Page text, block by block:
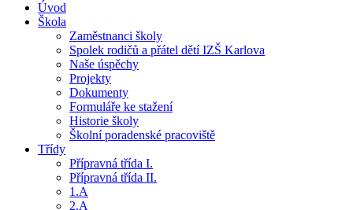
Úvod
Škola
Zaměstnanci školy
Spolek rodičů a přátel dětí IZŠ Karlova
Naše úspěchy
Projekty
Dokumenty
Formuláře ke stažení
Historie školy
Školní poradenské pracoviště
Třídy
Přípravná třída I.
Přípravná třída II.
1.A
2.A